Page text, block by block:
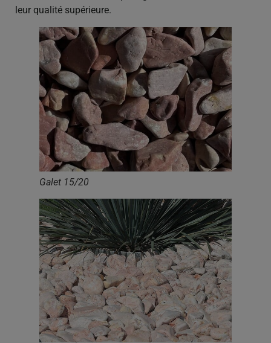
leur qualité supérieure.
Galet 15/20